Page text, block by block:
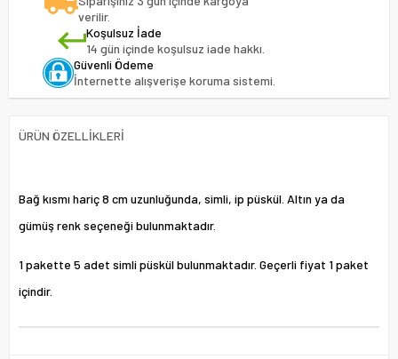
verilir.
Koşulsuz İade
14 gün içinde koşulsuz iade hakkı.
Güvenli Ödeme
İnternette alışverişe koruma sistemi.
ÜRÜN ÖZELLIKLERI
Bağ kısmı hariç 8 cm uzunluğunda, simli, ip püskül. Altın ya da
gümüş renk seçeneği bulunmaktadır.
1 pakette 5 adet simli püskül bulunmaktadır. Geçerli fiyat 1 paket
içindir.